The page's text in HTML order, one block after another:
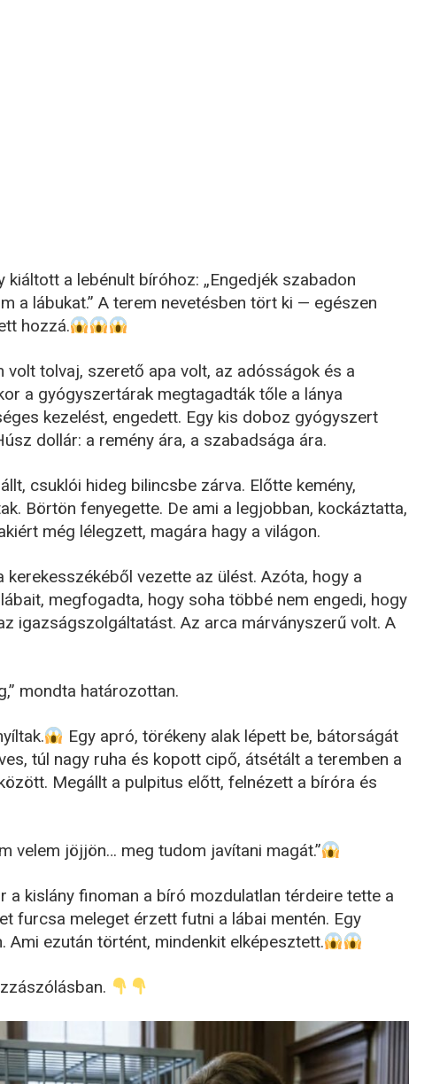
kiáltott a lebénult bíróhoz: „Engedjék szabadon
a lábukat.” A terem nevetésben tört ki — egészen
hozzá.
volt tolvaj, szerető apa volt, az adósságok és a
a gyógyszertárak megtagadták tőle a lánya
kezelést, engedett. Egy kis doboz gyógyszert
dollár: a remény ára, a szabadsága ára.
csuklói hideg bilincsbe zárva. Előtte kemény,
Börtön fenyegette. De ami a legjobban, kockáztatta,
még lélegzett, magára hagy a világon.
vezette az ülést. Azóta, hogy a
megfogadta, hogy soha többé nem engedi, hogy
igazságszolgáltatást. Az arca márványszerű volt. A
mondta határozottan.
Egy apró, törékeny alak lépett be, bátorságát
túl nagy ruha és kopott cipő, átsétált a teremben a
Megállt a pulpitus előtt, felnézett a bíróra és
velem jöjjön… meg tudom javítani magát.”
a kislány finoman a bíró mozdulatlan térdeire tette a
furcsa meleget érzett futni a lábai mentén. Egy
Ami ezután történt, mindenkit elképesztett.